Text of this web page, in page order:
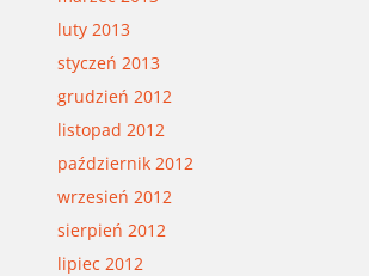
luty 2013
styczeń 2013
grudzień 2012
listopad 2012
październik 2012
wrzesień 2012
sierpień 2012
lipiec 2012